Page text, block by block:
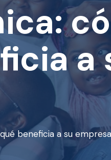
a
beneficia a su empresa